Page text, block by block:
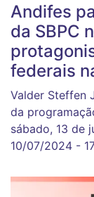
Andifes
da SBPC
federais
Valder Steffen
da
sábado, 13 de
10/07/2024 -